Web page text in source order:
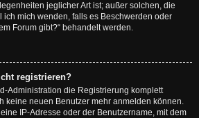
jeglicher Art ist; außer solchen, die
ich mich wenden, falls es Beschwerden oder
Forum gibt?“ behandelt werden.
registrieren?
Administration die Registrierung komplett
keine neuen Benutzer mehr anmelden können.
IP-Adresse oder der Benutzername, mit dem